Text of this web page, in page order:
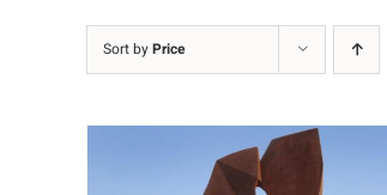
Sort byPrice